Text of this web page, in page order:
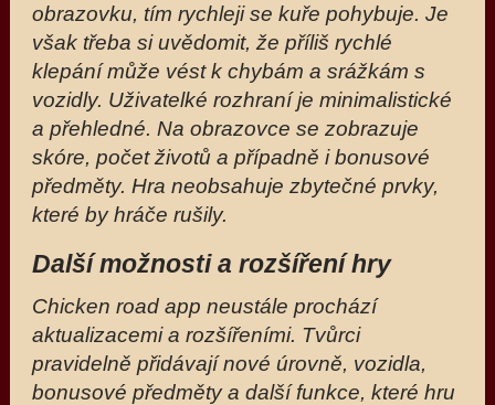
obrazovku, tím rychleji se kuře pohybuje. Je
však třeba si uvědomit, že příliš rychlé
klepání může vést k chybám a srážkám s
vozidly. Uživatelké rozhraní je minimalistické
a přehledné. Na obrazovce se zobrazuje
skóre, počet životů a případně i bonusové
předměty. Hra neobsahuje zbytečné prvky,
které by hráče rušily.
Další možnosti a rozšíření hry
Chicken road app neustále prochází
aktualizacemi a rozšířeními. Tvůrci
pravidelně přidávají nové úrovně, vozidla,
bonusové předměty a další funkce, které hru